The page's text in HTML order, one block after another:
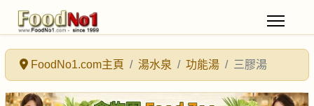
FoodNo1.com主頁 湯水泉 功能湯 三膠湯